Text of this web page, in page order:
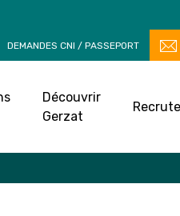
DEMANDES CNI / PASSEPORT
Découvrir
Gerzat